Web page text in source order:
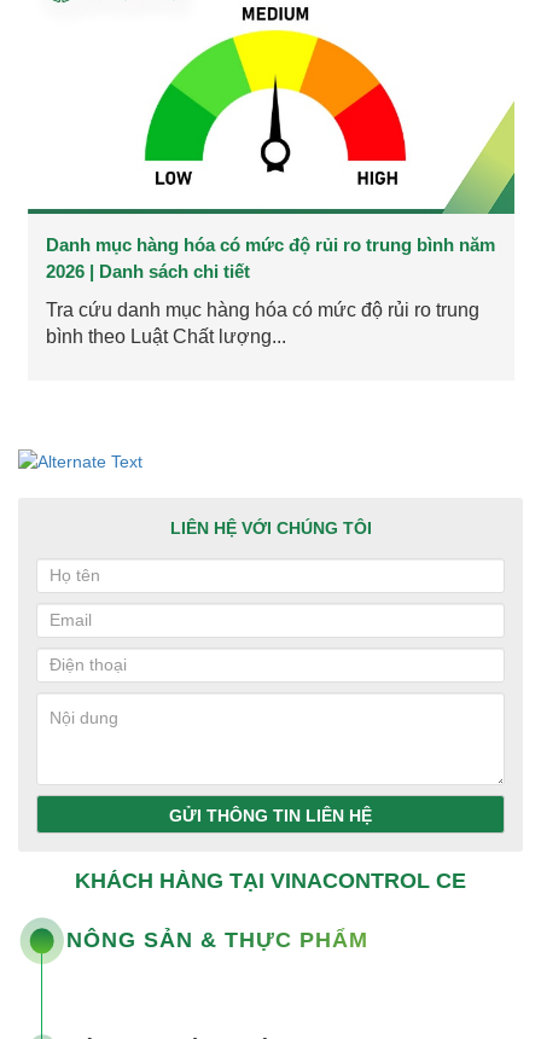
Danh mục hàng hóa có mức độ rủi ro trung bình năm
2026 | Danh sách chi tiết
Tra cứu danh mục hàng hóa có mức độ rủi ro trung
bình theo Luật Chất lượng...
LIÊN HỆ VỚI CHÚNG TÔI
GỬI THÔNG TIN LIÊN HỆ
KHÁCH HÀNG TẠI VINACONTROL CE
NÔNG SẢN & THỰC PHẨM